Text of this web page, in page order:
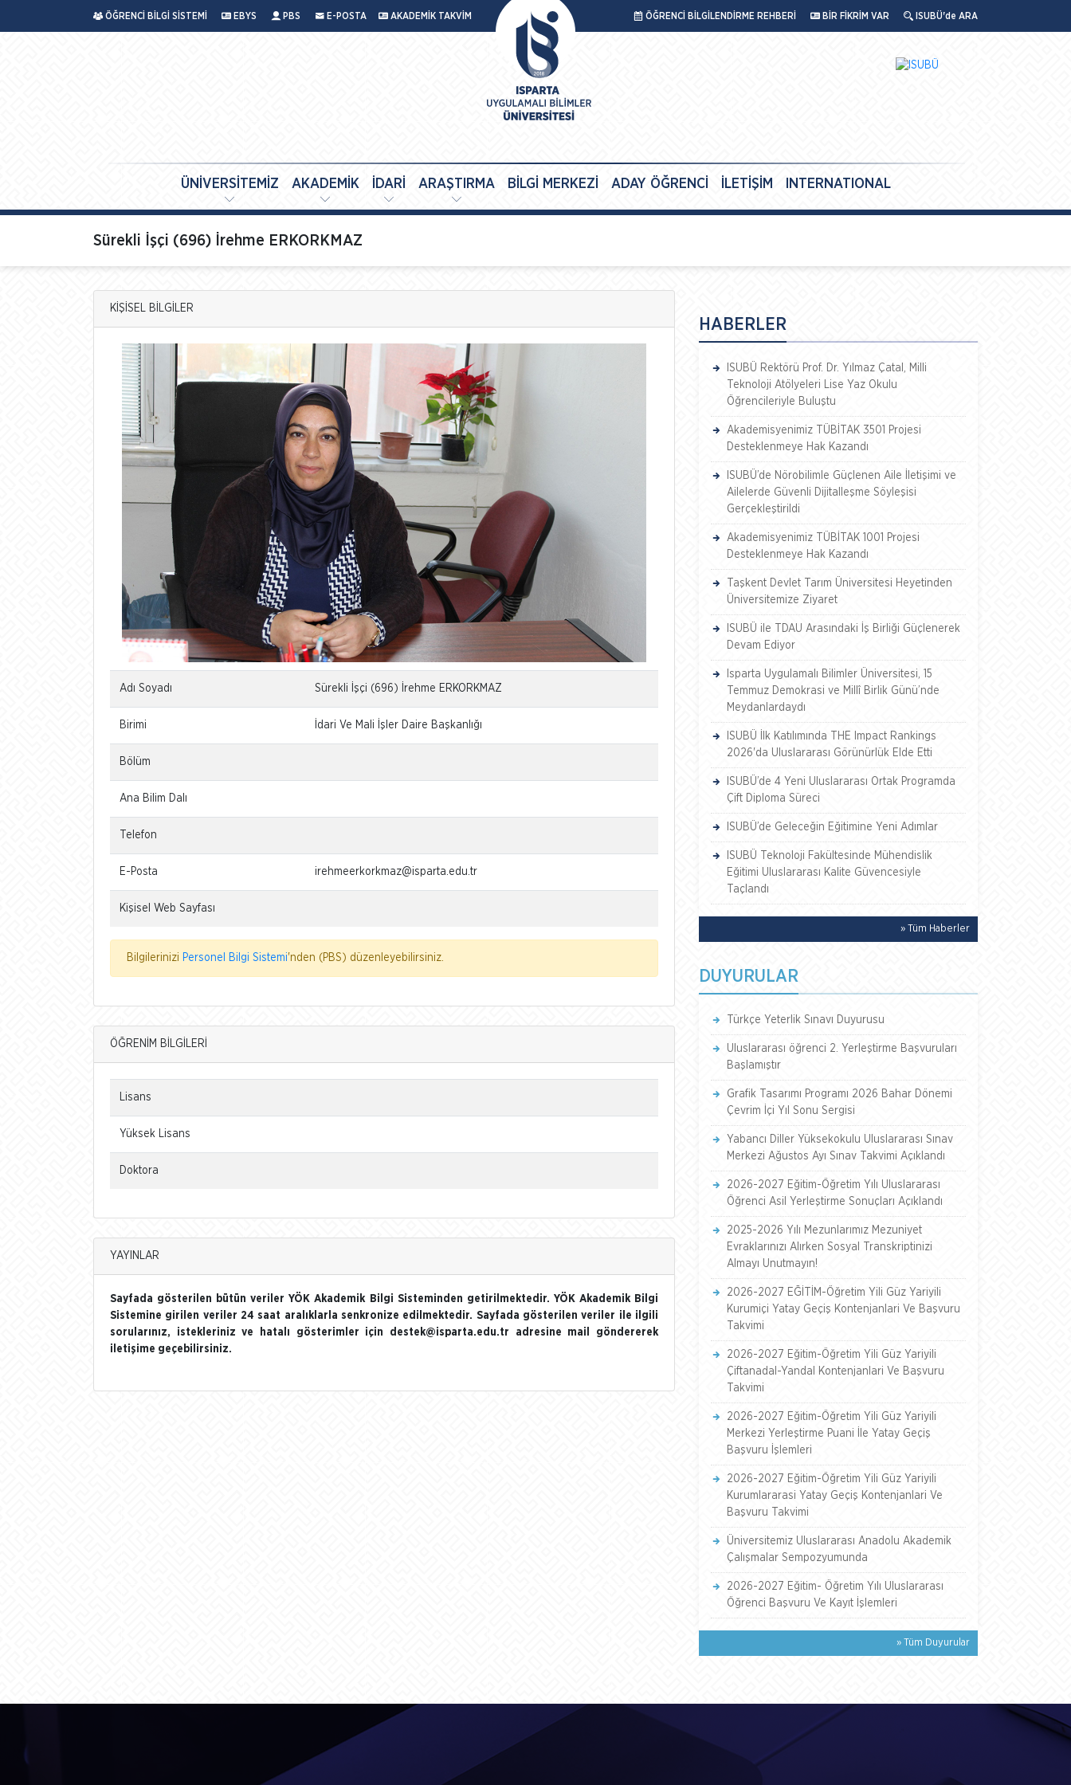
ÖĞRENCİ BİLGİ SİSTEMİ EBYS PBS E-POSTA AKADEMİK TAKVİM ÖĞRENCİ BİLGİLENDİRME REHBERİ BİR FİKRİM VAR ISUBÜ'de ARA
ÜNİVERSİTEMİZ AKADEMİK İDARİ ARAŞTIRMA BİLGİ MERKEZİ ADAY ÖĞRENCİ İLETİŞİM INTERNATIONAL
Sürekli İşçi (696) İrehme ERKORKMAZ
KİŞİSEL BİLGİLER
Adı Soyadı Sürekli İşçi (696) İrehme ERKORKMAZ
Birimi İdari Ve Mali İşler Daire Başkanlığı
Bölüm
Ana Bilim Dalı
Telefon
E-Posta irehmeerkorkmaz@isparta.edu.tr
Kişisel Web Sayfası
Bilgilerinizi Personel Bilgi Sistemi'nden (PBS) düzenleyebilirsiniz.
ÖĞRENİM BİLGİLERİ
Lisans
Yüksek Lisans
Doktora
YAYINLAR
Sayfada gösterilen bütün veriler YÖK Akademik Bilgi Sisteminden getirilmektedir. YÖK Akademik Bilgi
Sistemine girilen veriler 24 saat aralıklarla senkronize edilmektedir. Sayfada gösterilen veriler ile ilgili
sorularınız, istekleriniz ve hatalı gösterimler için destek@isparta.edu.tr adresine mail göndererek
iletişime geçebilirsiniz.
HABERLER
ISUBÜ Rektörü Prof. Dr. Yılmaz Çatal, Milli
Teknoloji Atölyeleri Lise Yaz Okulu
Öğrencileriyle Buluştu
Akademisyenimiz TÜBİTAK 3501 Projesi
Desteklenmeye Hak Kazandı
ISUBÜ’de Nörobilimle Güçlenen Aile İletişimi ve
Ailelerde Güvenli Dijitalleşme Söyleşisi
Gerçekleştirildi
Akademisyenimiz TÜBİTAK 1001 Projesi
Desteklenmeye Hak Kazandı
Taşkent Devlet Tarım Üniversitesi Heyetinden
Üniversitemize Ziyaret
ISUBÜ ile TDAU Arasındaki İş Birliği Güçlenerek
Devam Ediyor
Isparta Uygulamalı Bilimler Üniversitesi, 15
Temmuz Demokrasi ve Millî Birlik Günü’nde
Meydanlardaydı
ISUBÜ İlk Katılımında THE Impact Rankings
2026'da Uluslararası Görünürlük Elde Etti
ISUBÜ’de 4 Yeni Uluslararası Ortak Programda
Çift Diploma Süreci
ISUBÜ’de Geleceğin Eğitimine Yeni Adımlar
ISUBÜ Teknoloji Fakültesinde Mühendislik
Eğitimi Uluslararası Kalite Güvencesiyle
Taçlandı
» Tüm Haberler
DUYURULAR
Türkçe Yeterlik Sınavı Duyurusu
Uluslararası öğrenci 2. Yerleştirme Başvuruları
Başlamıştır
Grafik Tasarımı Programı 2026 Bahar Dönemi
Çevrim İçi Yıl Sonu Sergisi
Yabancı Diller Yüksekokulu Uluslararası Sınav
Merkezi Ağustos Ayı Sınav Takvimi Açıklandı
2026-2027 Eğitim-Öğretim Yılı Uluslararası
Öğrenci Asil Yerleştirme Sonuçları Açıklandı
2025-2026 Yılı Mezunlarımız Mezuniyet
Evraklarınızı Alırken Sosyal Transkriptinizi
Almayı Unutmayın!
2026-2027 EĞİTİM-Öğretim Yili Güz Yariyili
Kurumiçi Yatay Geçiş Kontenjanlari Ve Başvuru
Takvimi
2026-2027 Eğitim-Öğretim Yili Güz Yariyili
Çiftanadal-Yandal Kontenjanlari Ve Başvuru
Takvimi
2026-2027 Eğitim-Öğretim Yili Güz Yariyili
Merkezi Yerleştirme Puani İle Yatay Geçiş
Başvuru İşlemleri
2026-2027 Eğitim-Öğretim Yili Güz Yariyili
Kurumlararasi Yatay Geçiş Kontenjanlari Ve
Başvuru Takvimi
Üniversitemiz Uluslararası Anadolu Akademik
Çalışmalar Sempozyumunda
2026-2027 Eğitim- Öğretim Yılı Uluslararası
Öğrenci Başvuru Ve Kayıt İşlemleri
» Tüm Duyurular